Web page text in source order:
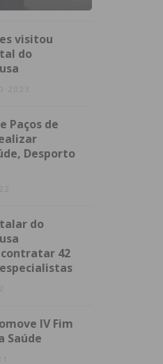
visitou
do
2023
Paços de
Desporto
do
42
IV Fim
Saúde